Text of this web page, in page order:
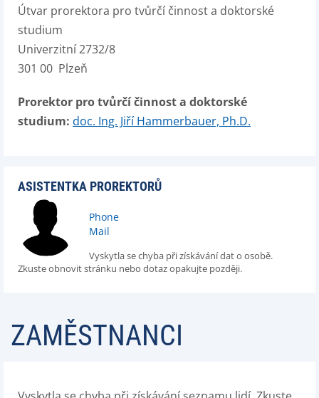
Útvar prorektora pro tvůrčí činnost a doktorské
studium
Univerzitní 2732/8
301 00 Plzeň
Prorektor pro tvůrčí činnost a doktorské
studium: doc. Ing. Jiří Hammerbauer, Ph.D.
ASISTENTKA PROREKTORŮ
Phone
Mail
Vyskytla se chyba při získávání dat o osobě.
Zkuste obnovit stránku nebo dotaz opakujte později.
ZAMĚSTNANCI